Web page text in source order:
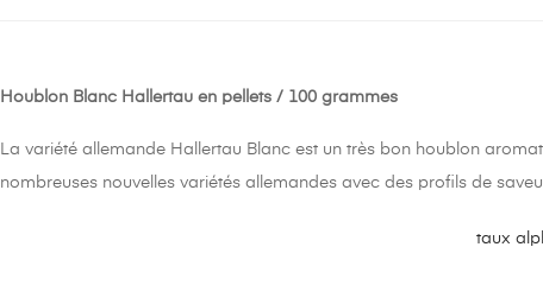
Houblon Blanc Hallertau en pellets / 100 grammes
La variété allemande Hallertau Blanc est un très bon houblon
nombreuses nouvelles variétés allemandes avec des profils de
taux